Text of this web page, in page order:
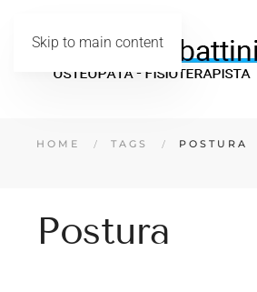
Skip to main content
HOME TAGS POSTURA
Postura